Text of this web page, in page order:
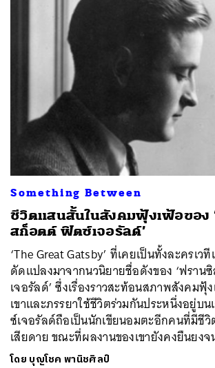
Something Between
ชีวิตแสนสั้นในสังคมฟุ้งเฟ้อของ
สก็อตต์ ฟิตซ์เจอรัลด์’
‘The Great Gatsby’ ที่เคยเป็นทั้งละครเ
ดัดแปลงมาจากนวนิยายชื่อดังของ ‘ฟรา
เจอรัลด์’ ซึ่งเรื่องราวสะท้อนสภาพสังคมฟุ้
เขาและภรรยาใช้ชีวิตร่วมกันประหนึ่งอยู่บ
ซ์เจอรัลด์ถือเป็นนักเขียนอมตะอีกคนที่มีชี
เสียดาย ขณะที่ผลงานของเขายังคงยืนยง
โดย บุญโชค พานิชศิลป์
ค้นหา